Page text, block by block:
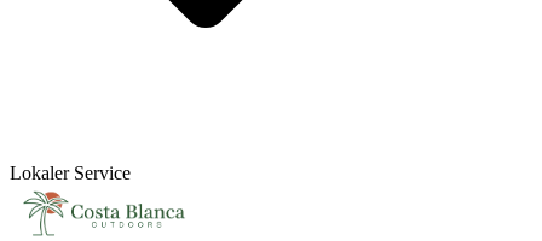
Lokaler Service